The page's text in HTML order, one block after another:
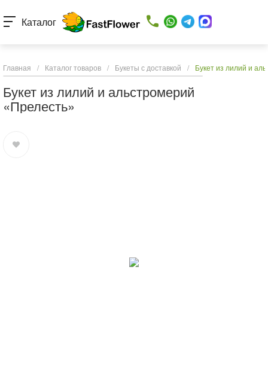
Каталог
Главная / Каталог товаров / Букеты с доставкой / Букет из лилий и
Букет из лилий и альстромерий
«Прелесть»